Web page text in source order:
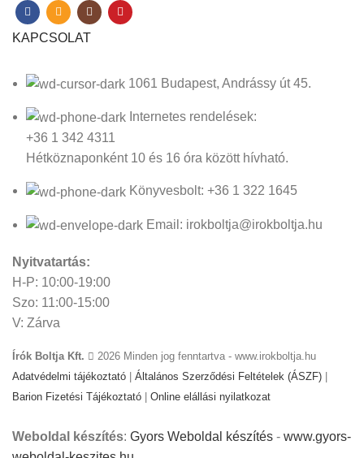
KAPCSOLAT
1061 Budapest, Andrássy út 45.
Internetes rendelések:
+36 1 342 4311
Hétköznaponként 10 és 16 óra között hívható.
Könyvesbolt: +36 1 322 1645
Email: irokboltja@irokboltja.hu
Nyitvatartás:
H-P: 10:00-19:00
Szo: 11:00-15:00
V: Zárva
Írók Boltja Kft.
2026 Minden jog fenntartva - www.irokboltja.hu
Adatvédelmi tájékoztató
Általános Szerződési Feltételek (ÁSZF)
Barion Fizetési Tájékoztató
Online elállási nyilatkozat
Weboldal készítés: Gyors Weboldal készítés - www.gyors-